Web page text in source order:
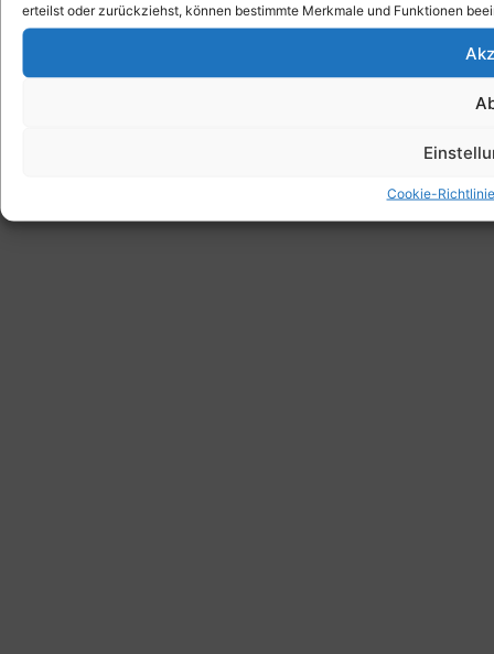
erteilst oder zurückziehst, können bestimmte Merkmale und Funktionen
Cookie-Richtlinie